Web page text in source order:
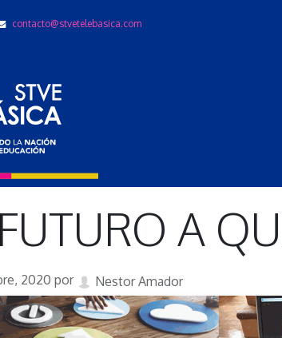
contacto@stvetelebasica.com
A
2020 por Nestor Amador